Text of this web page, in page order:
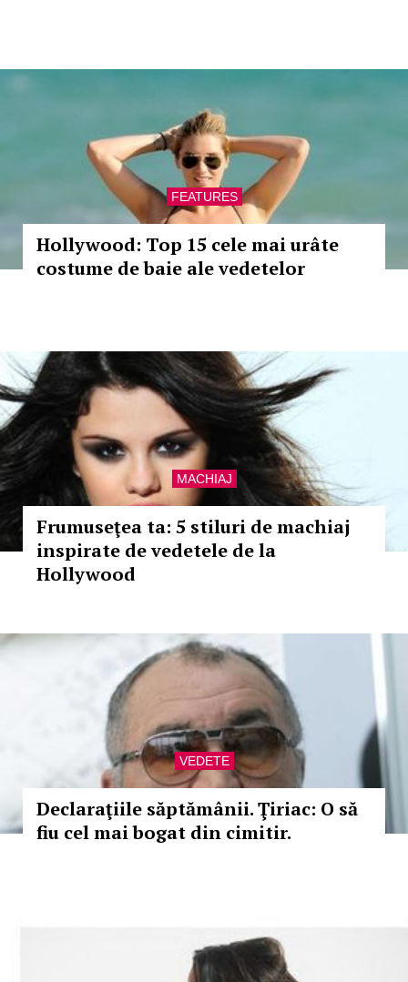
FEATURES
Hollywood: Top 15 cele mai urâte
costume de baie ale vedetelor
MACHIAJ
Frumuseţea ta: 5 stiluri de machiaj
inspirate de vedetele de la
Hollywood
VEDETE
Declaraţiile săptămânii. Ţiriac: O să
fiu cel mai bogat din cimitir.